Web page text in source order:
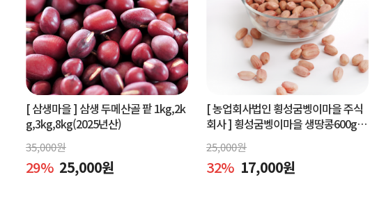
[ 삼생마을 ] 삼생 두메산골 팥 1kg,2k
g,3kg,8kg(2025년산)
35,000원
29% 25,000원
[ 농업회사법인 횡성굼벵이마을 주식
회사 ] 횡성굼벵이마을 생땅콩600g.
볶은땅콩600g, 빨간생땅콩600g
25,000원
32% 17,000원